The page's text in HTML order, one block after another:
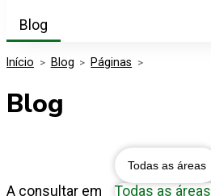
Blog
Início > Blog > Páginas >
Blog
A consultar em
Todas as áreas
Todas as áreas